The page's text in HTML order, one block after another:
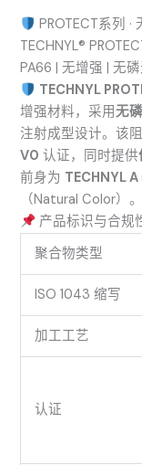
PROTECT系列 ·
TECHNYL®
PA66 | 无增强 | 无
TECHNYL
增强材料，采用无
注射成型设计。该
V0 认证，同时提供
前身为 TECHNYL
（Natural Color）。
产品标识与合规
聚合物类型
ISO 1043 缩写
加工工艺
认证